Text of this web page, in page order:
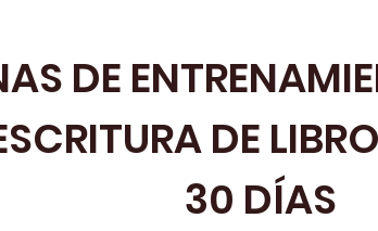
DE
DE
30 DÍAS